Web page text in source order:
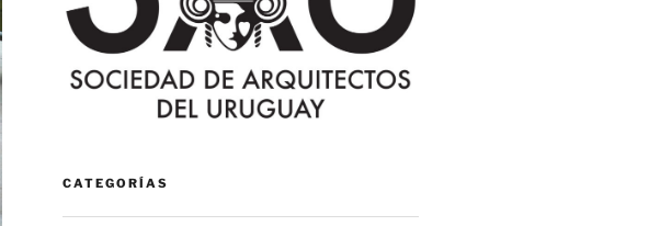
CATEGORÍAS